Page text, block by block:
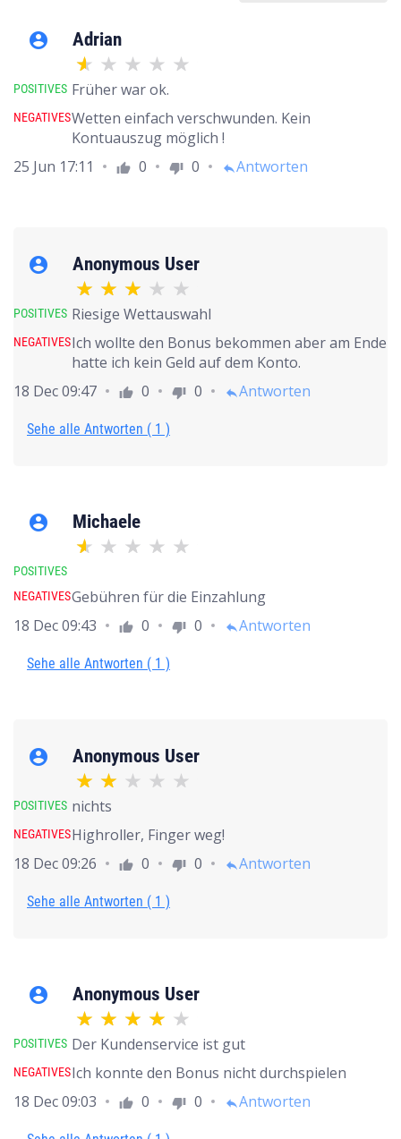
account_circle Adrian
POSITIVES Früher war ok.
NEGATIVESWetten einfach verschwunden. Kein
Kontuauszug möglich !
25 Jun 17:11
thumb_up 0 thumb_down 0 replyAntworten
account_circle Anonymous User
POSITIVES Riesige Wettauswahl
NEGATIVESIch wollte den Bonus bekommen aber am Ende
hatte ich kein Geld auf dem Konto.
18 Dec 09:47
thumb_up 0 thumb_down 0 replyAntworten
Sehe alle Antworten ( 1 )
account_circle Michaele
POSITIVES
NEGATIVESGebühren für die Einzahlung
18 Dec 09:43
thumb_up 0 thumb_down 0 replyAntworten
Sehe alle Antworten ( 1 )
account_circle Anonymous User
POSITIVES nichts
NEGATIVESHighroller, Finger weg!
18 Dec 09:26
thumb_up 0 thumb_down 0 replyAntworten
Sehe alle Antworten ( 1 )
account_circle Anonymous User
POSITIVES Der Kundenservice ist gut
NEGATIVESIch konnte den Bonus nicht durchspielen
18 Dec 09:03
thumb_up 0 thumb_down 0 replyAntworten